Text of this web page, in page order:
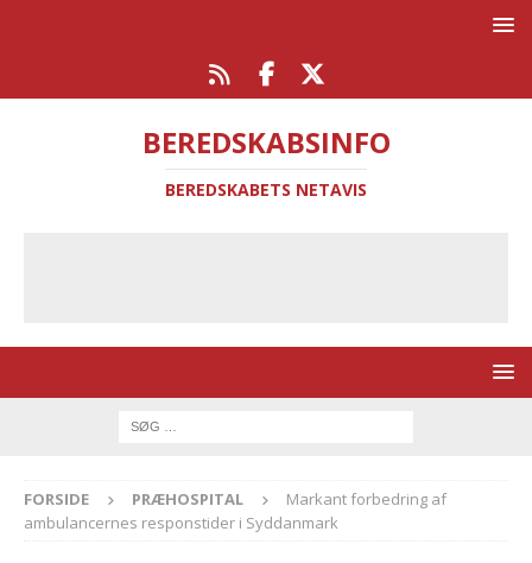
BEREDSKABSINFO
BEREDSKABETS NETAVIS
FORSIDE PRÆHOSPITAL
Markant forbedring af
ambulancernes responstider i Syddanmark